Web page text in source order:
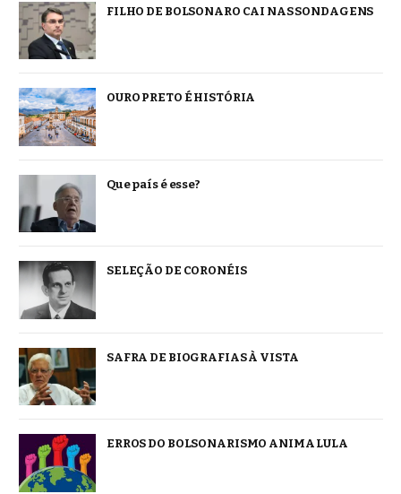
FILHO DE BOLSONARO CAI NAS SONDAGENS
OURO PRETO É HISTÓRIA
Que país é esse?
SELEÇÃO DE CORONÉIS
SAFRA DE BIOGRAFIAS À VISTA
ERROS DO BOLSONARISMO ANIMA LULA